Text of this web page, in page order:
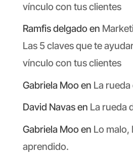
vínculo con tus clientes
Ramfis delgado en
Las 5 claves que te
vínculo con tus clientes
Gabriela Moo en La
David Navasen La rueda
Gabriela Moo en Lo malo,
aprendido.